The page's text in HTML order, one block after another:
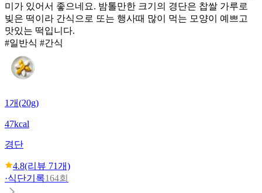
미가 있어서 좋으네요. 밤톨만한 크기의 경단은 찹쌀 가루로
빚은 떡이라 간식으로 또는 행사때 많이 먹는 모양이 예쁘고
맛있는 떡입니다.
#일반식 #간식
1개(20g)
47kcal
경단
4.8(리뷰 71개)
·식단기록164회